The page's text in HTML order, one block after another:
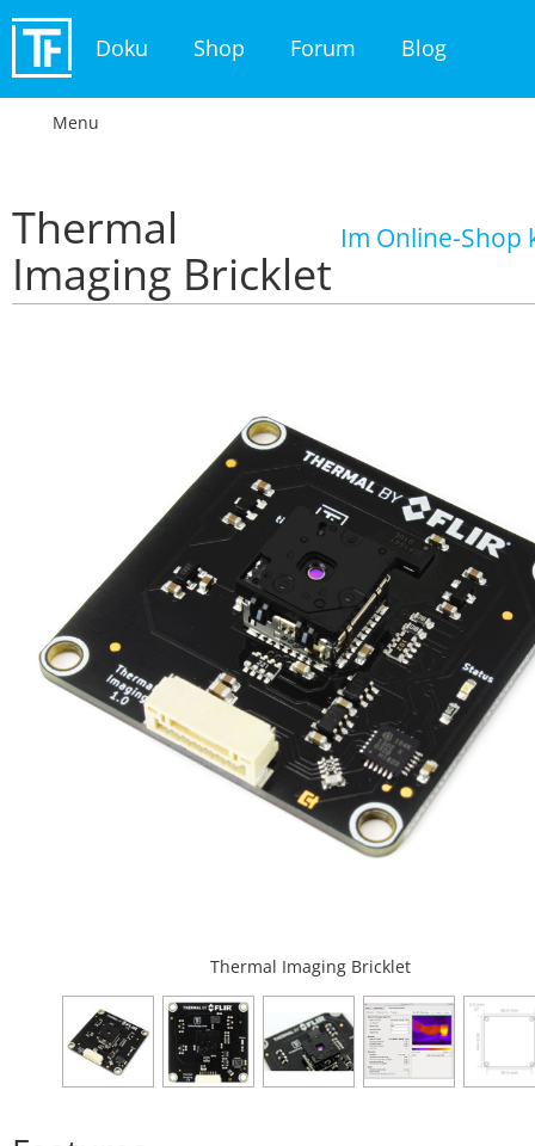
Doku Shop Forum Blog
Menu
Im Online-Shop
Thermal
Imaging Bricklet
Thermal Imaging Bricklet